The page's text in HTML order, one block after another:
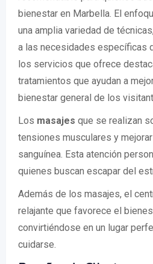
bienestar en Marbella. El
una amplia variedad de
a las necesidades específicas
los servicios que ofrece
tratamientos que ayudan a
bienestar general de los
Los masajes que se realizan
tensiones musculares y
sanguínea. Esta atención
quienes buscan escapar del
Además de los masajes, el
relajante que favorece el
convirtiéndose en un lugar
cuidarse.